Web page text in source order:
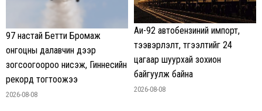
97 настай Бетти Бромаж
онгоцны далавчин дээр
зогсоогоороо нисэж, Гиннесийн
рекорд тогтоожээ
2026-08-08
Аи-92 автобензиний импорт,
тээвэрлэлт, түгээлтийг 24
цагаар шуурхай зохион
байгуулж байна
2026-08-08